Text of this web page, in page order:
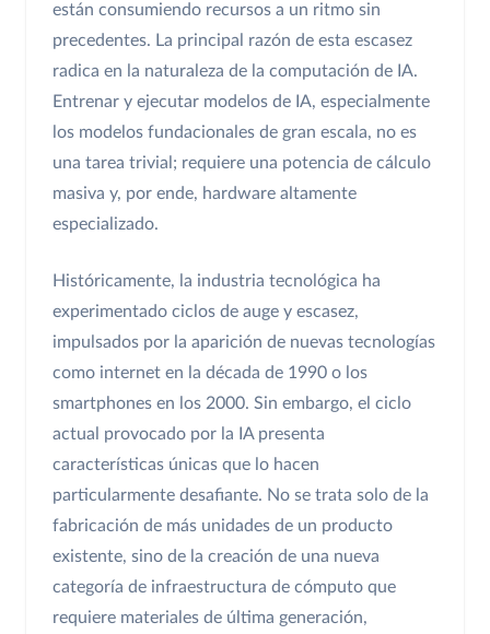
están consumiendo recursos a un ritmo sin
precedentes. La principal razón de esta escasez
radica en la naturaleza de la computación de IA.
Entrenar y ejecutar modelos de IA, especialmente
los modelos fundacionales de gran escala, no es
una tarea trivial; requiere una potencia de cálculo
masiva y, por ende, hardware altamente
especializado.
Históricamente, la industria tecnológica ha
experimentado ciclos de auge y escasez,
impulsados por la aparición de nuevas tecnologías
como internet en la década de 1990 o los
smartphones en los 2000. Sin embargo, el ciclo
actual provocado por la IA presenta
características únicas que lo hacen
particularmente desafiante. No se trata solo de la
fabricación de más unidades de un producto
existente, sino de la creación de una nueva
categoría de infraestructura de cómputo que
requiere materiales de última generación,